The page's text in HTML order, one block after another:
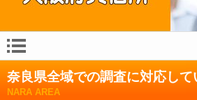
奈良県全域での調査に対応して
NARA AREA